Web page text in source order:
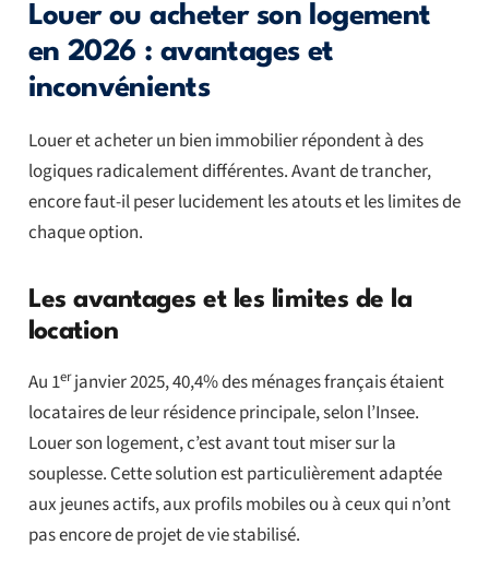
Louer ou acheter son logement
en 2026 : avantages et
inconvénients
Louer et acheter un bien immobilier répondent à des
logiques radicalement différentes. Avant de trancher,
encore faut-il peser lucidement les atouts et les limites de
chaque option.
Les avantages et les limites de la
location
Au 1erjanvier 2025, 40,4% des ménages français étaient
locataires de leur résidence principale, selon l’Insee.
Louer son logement, c’est avant tout miser sur la
souplesse. Cette solution est particulièrement adaptée
aux jeunes actifs, aux profils mobiles ou à ceux qui n’ont
pas encore de projet de vie stabilisé.